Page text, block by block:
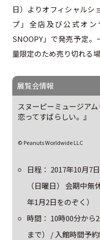
日）よりオフィシャルシ
プ」全店及び公式オ
SNOOPY」で発売予定
量限定のため売り切れる場
展覧会情報
スヌーピーミュージア
恋ってすばらしい。』
© Peanuts Worldwide LLC
日程： 2017年10月7
（日曜日） 会期中
年1月2日をのぞく）
時間： 10時00分から
まで） / 入館時間予